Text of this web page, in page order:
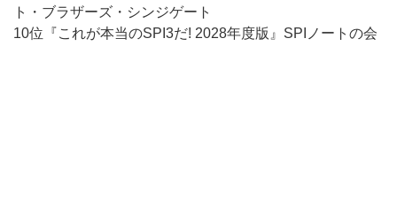
ト・ブラザーズ・シンジゲート
10位『これが本当のSPI3だ! 2028年度版』SPIノートの会